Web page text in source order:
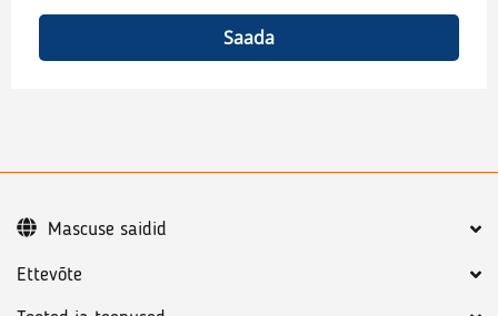
Saada
Ettevõte
Mascuse saidid